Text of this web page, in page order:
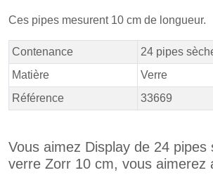
Ces pipes mesurent 10 cm de longueur.
Contenance
24 pipes
Matière
Verre
Référence
33669
Vous aimez Display de 24 pipes
verre Zorr 10 cm, vous aimerez